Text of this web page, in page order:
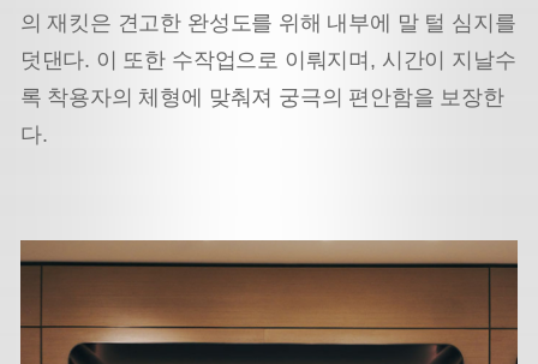
의 재킷은 견고한 완성도를 위해 내부에 말 털 심지를
덧댄다. 이 또한 수작업으로 이뤄지며, 시간이 지날수
록 착용자의 체형에 맞춰져 궁극의 편안함을 보장한
다.